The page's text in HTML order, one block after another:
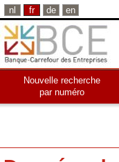
nl fr de en
Nouvelle recherche
par numéro